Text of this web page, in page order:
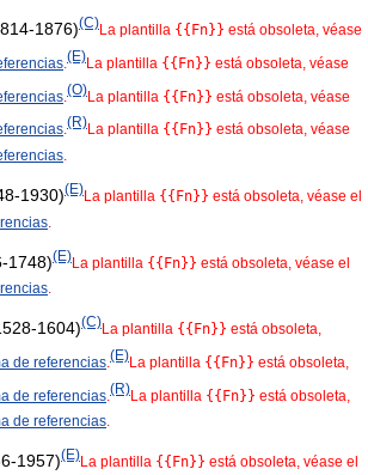
1876)(C)La plantilla {{Fn}} está obsoleta, véase
(E)La plantilla {{Fn}} está obsoleta, véase
(O)La plantilla {{Fn}} está obsoleta, véase
.(R)La plantilla {{Fn}} está obsoleta, véase
.
1930)(E)La plantilla {{Fn}} está obsoleta, véase el
1748)(E)La plantilla {{Fn}} está obsoleta, véase el
.
1604)(C)La plantilla {{Fn}} está obsoleta,
de referencias (E)La plantilla {{Fn}} está obsoleta,
de referencias (R)La plantilla {{Fn}} está obsoleta,
de referencias.
1957)(E)La plantilla {{Fn}} está obsoleta, véase el